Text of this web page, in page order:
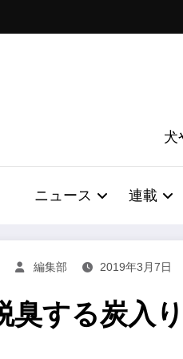
犬
ニュース 連載
編集部 2019年3月7日
臭する炭入